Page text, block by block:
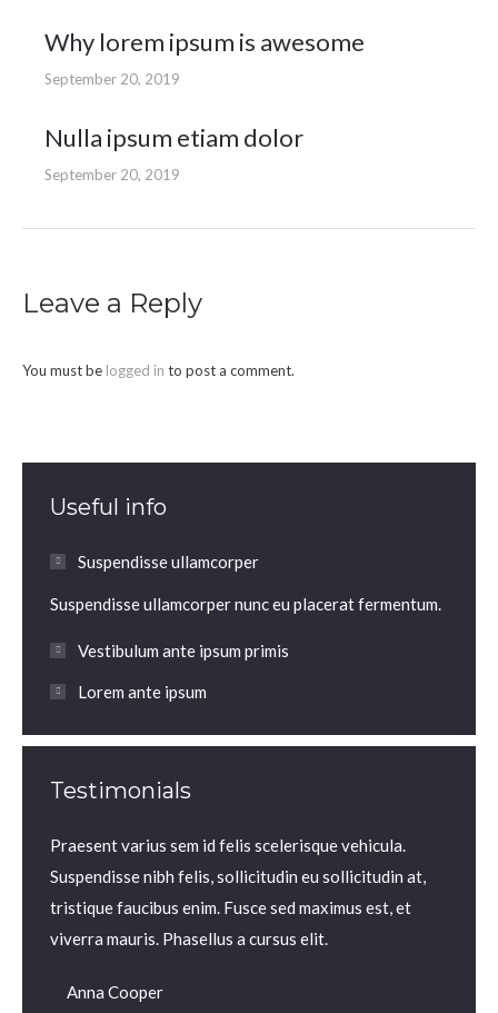
Why lorem ipsum is awesome
September 20, 2019
Nulla ipsum etiam dolor
September 20, 2019
Leave a Reply
You must be logged in to post a comment.
Useful info
Suspendisse ullamcorper
Suspendisse ullamcorper nunc eu placerat fermentum.
Vestibulum ante ipsum primis
Lorem ante ipsum
Testimonials
Praesent varius sem id felis scelerisque vehicula.
Suspendisse nibh felis, sollicitudin eu sollicitudin at,
tristique faucibus enim. Fusce sed maximus est, et
viverra mauris. Phasellus a cursus elit.
Anna Cooper